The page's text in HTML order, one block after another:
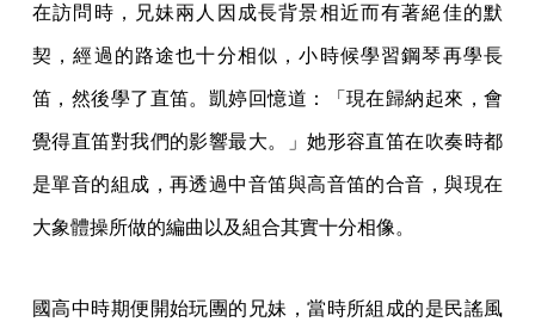
在訪問時，兄妹兩人因成長背景相近而有著絕佳的默
契，經過的路途也十分相似，小時候學習鋼琴再學長
笛，然後學了直笛。凱婷回憶道：「現在歸納起來，會
覺得直笛對我們的影響最大。」她形容直笛在吹奏時都
是單音的組成，再透過中音笛與高音笛的合音，與現在
大象體操所做的編曲以及組合其實十分相像。
國高中時期便開始玩團的兄妹，當時所組成的是民謠風